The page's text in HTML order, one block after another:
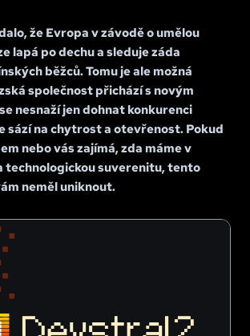
že Evropa v závodě o umělou
lapá po dechu a sleduje záda
běžců. Tomu je ale možná
společnost přichází s novým
nesnaží jen dohnat konkurenci
sází na chytrost a otevřenost. Pokud
nebo vás zajímá, zda máme v
technologickou suverenitu, tento
neměl uniknout.